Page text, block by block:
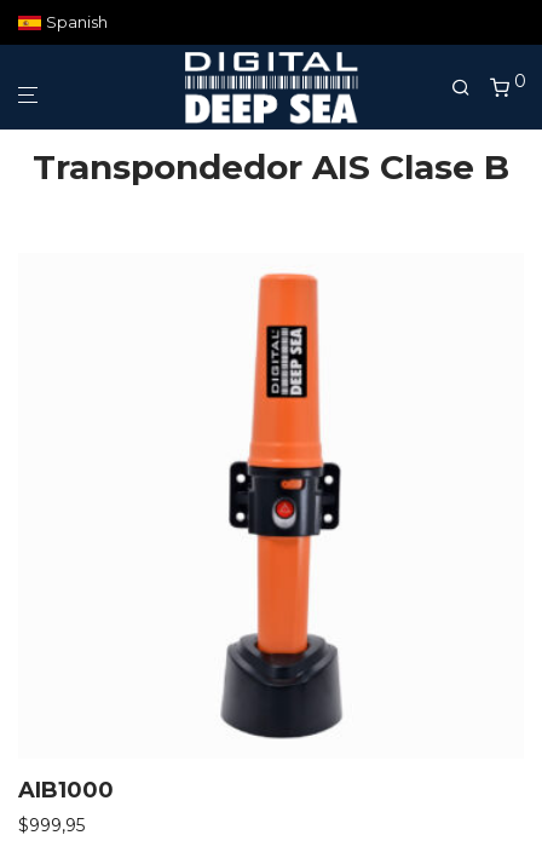
Spanish
0
Transpondedor AIS Clase B
AIB1000
$999,95